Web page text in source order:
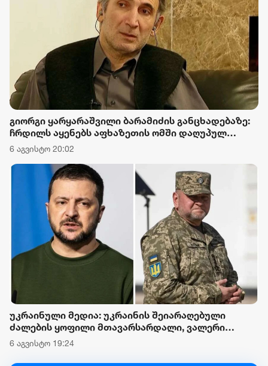
გიორგი ყარყარაშვილი ბარამიძის განცხადებაზე:
ჩრდილს აყენებს აფხაზეთის ომში დაღუპულ
მებრძოლებს და ქართველ ხალხს მკვლელებად
წარმოაჩენს, შენი სიტყვები აფხაზური და რუსული
სააგენტოების მიერ არის წაღებული და ყველა
ქართველს მკვლელს უწოდებენ
6 აგვისტო 20:02
უკრაინული მედია: უკრაინის შეიარაღებული
ძალების ყოფილი მთავარსარდალი, ვალერი
ზალუჟნი პოლიტიკური ლიდერებისადმი ნდობის
რეიტინგს სათავეში უდგას - ვოლოდიმირ
ზელენსკი აღნიშნულ რეიტინგში მეექვსე პოზიციას
6 აგვისტო 19:24